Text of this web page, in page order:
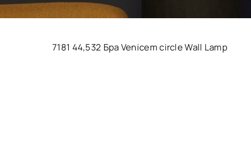
7181 44,532 Бра Venicem circle Wall Lamp